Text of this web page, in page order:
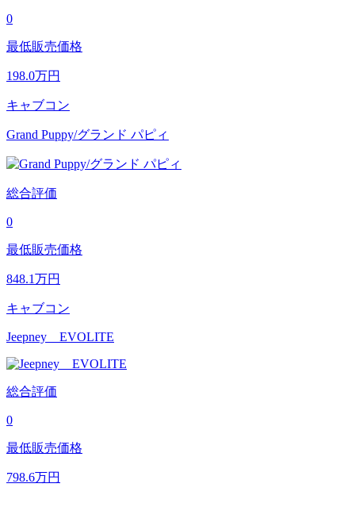
0
最低販売価格
198.0万円
キャブコン
Grand Puppy/グランド パピィ
総合評価
0
最低販売価格
848.1万円
キャブコン
Jeepney EVOLITE
総合評価
0
最低販売価格
798.6万円